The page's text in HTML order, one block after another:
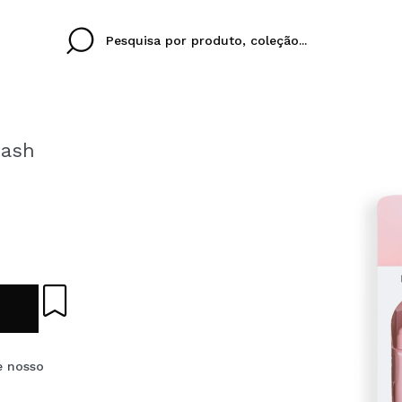
Eu não tenho uma
Ao criar uma conta
rapidamente, verificar
IDIOMA
nosso
Ines
colori